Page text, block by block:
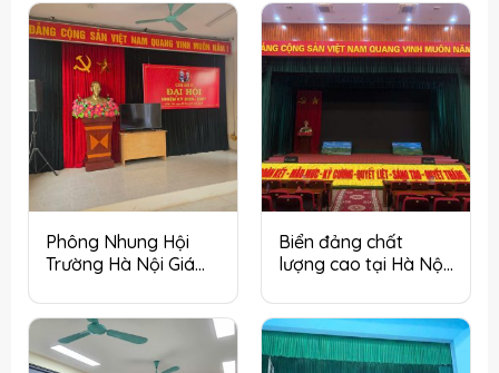
Phông Nhung Hội
Trường Hà Nội Giá
Công Trọn Gói
Biển đảng chất
lượng cao tại Hà Nội
chóng, giá tốt